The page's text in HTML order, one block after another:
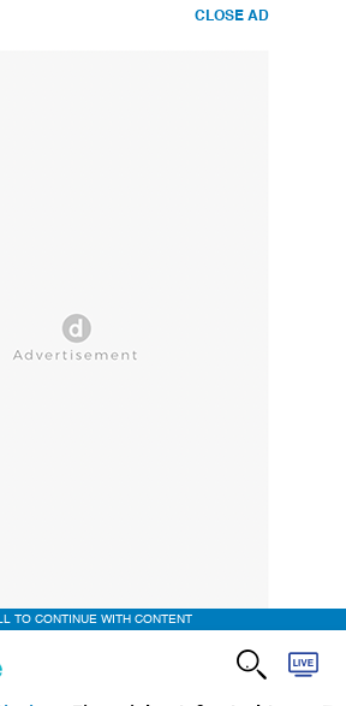
CLOSE AD
TO CONTINUE WITH CONTENT